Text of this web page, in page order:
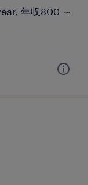
年収800 ～